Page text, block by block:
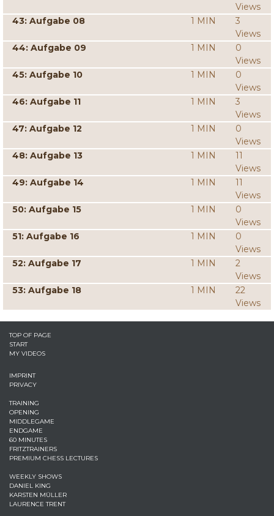
Views
43: Aufgabe 08
1 MIN
3
Views
44: Aufgabe 09
1 MIN
0
Views
45: Aufgabe 10
1 MIN
0
Views
46: Aufgabe 11
1 MIN
3
Views
47: Aufgabe 12
1 MIN
0
Views
48: Aufgabe 13
1 MIN
11
Views
49: Aufgabe 14
1 MIN
11
Views
50: Aufgabe 15
1 MIN
0
Views
51: Aufgabe 16
1 MIN
0
Views
52: Aufgabe 17
1 MIN
2
Views
53: Aufgabe 18
1 MIN
22
Views
TOP OF PAGE
START
MY VIDEOS
IMPRINT
PRIVACY
TRAINING
OPENING
MIDDLEGAME
ENDGAME
60 MINUTES
FRITZTRAINERS
PREMIUM CHESS LECTURES
WEEKLY SHOWS
DANIEL KING
KARSTEN MÜLLER
LAURENCE TRENT